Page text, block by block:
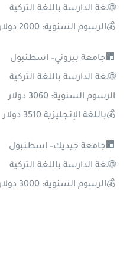
🌐لغة الدارسة باللغة التركية
💰الرسوم السنوية: 2000 دولار
🏢جامعة بيروني– اسطنبول
🌐لغة الدارسة باللغة التركية
الرسوم السنوية: 3060 دولار
💰باللغة الإنجليزية 3510 دولار
🏢جامعة جيديك– اسطنبول
🌐لغة الدارسة باللغة التركية
💰الرسوم السنوية: 3000 دولار